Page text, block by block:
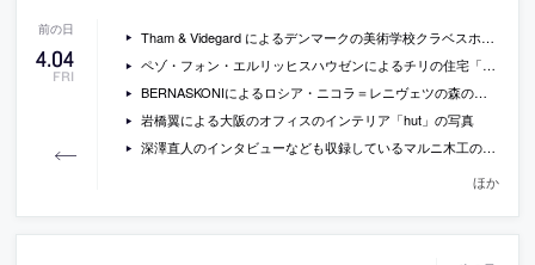
4.04
FRI
Tham & Videgard によるデンマークの美術学校クラベスホルム・ホイスコーレの新施設の画像
ペゾ・フォン・エルリッヒスハウゼンによるチリの住宅「Gago House」の写真
BERNASKONIによるロシア・ニコラ＝レニヴェツの森の中の物体「ARC」の写真
岩橋翼による大阪のオフィスのインテリア「hut」の写真
深澤直人のインタビューなども収録しているマルニ木工のプロモーションムービー
ほか